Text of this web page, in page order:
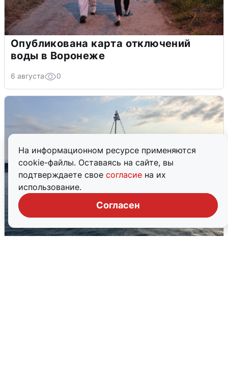
На информационном ресурсе применяются
cookie-файлы. Оставаясь на сайте, вы
подтверждаете свое согласие на их
использование.
Согласен
Опубликована карта отключений
воды в Воронеже
6 августа 0